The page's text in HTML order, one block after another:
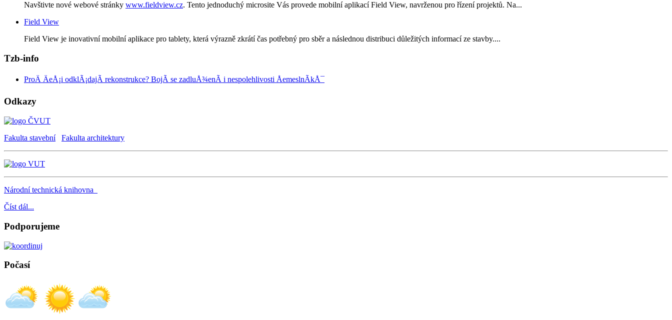
Navštivte nové webové stránky www.fieldview.cz. Tento jednoduchý microsite Vás provede mobilní aplikací Field View, navrženou pro řízení projektů. Na...
Field View
Field View je inovativní mobilní aplikace pro tablety, která výrazně zkrátí čas potřebný pro sběr a následnou distribuci důležitých informací ze stavby....
Tzb-info
ProÄ ÄeÅ¡i odklÃ¡dajÃ­ rekonstrukce? BojÃ­ se zadluÅ¾enÃ­ i nespolehlivosti ÅemeslnÃ­kÅ¯
Odkazy
Fakulta stavební Fakulta architektury
Národní technická knihovna
Číst dál...
Podporujeme
Počasí